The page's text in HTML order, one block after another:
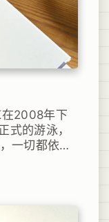
在2008年下
式的游泳，
一切都依然
就游上了，
总体还是不